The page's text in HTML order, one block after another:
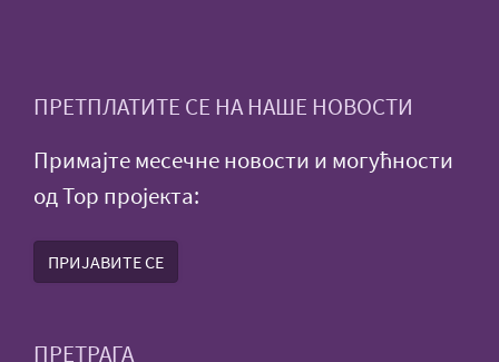
ПРЕТПЛАТИТЕ СЕ НА НАШЕ НОВОСТИ
Примајте месечне новости и могућности
од Тор пројекта:
ПРИЈАВИТЕ СЕ
ПРЕТРАГА